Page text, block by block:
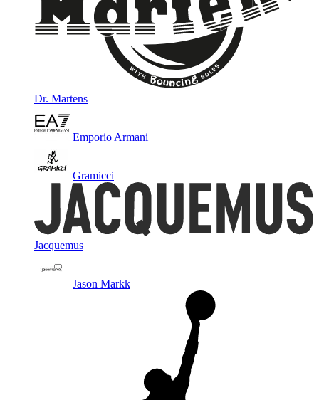
Dr. Martens
Emporio Armani
Gramicci
Jacquemus
Jason Markk